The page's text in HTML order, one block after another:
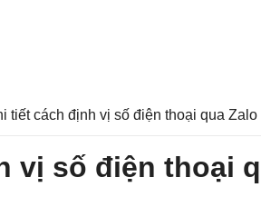
tiết cách định vị số điện thoại qua
vị số điện thoại